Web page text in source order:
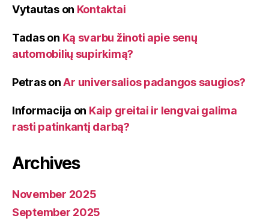
Vytautason Kontaktai
Tadason Ką svarbu žinoti apie senų
automobilių supirkimą?
PetrasonAr universalios padangos saugios?
Informacija on Kaip greitai ir lengvai galima
rasti patinkantį darbą?
Archives
November 2025
September 2025